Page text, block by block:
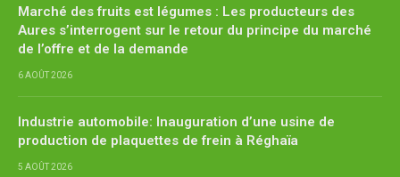
Marché des fruits est légumes : Les producteurs des
Aures s’interrogent sur le retour du principe du marché
de l’offre et de la demande
6 AOÛT 2026
Industrie automobile: Inauguration d’une usine de
production de plaquettes de frein à Réghaïa
5 AOÛT 2026